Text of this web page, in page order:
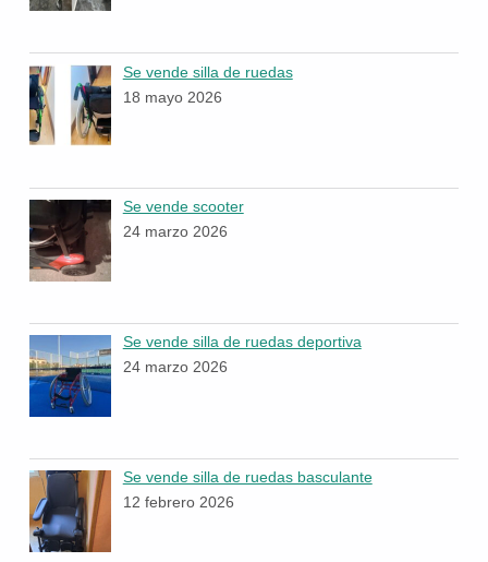
Se vende silla de ruedas
18 mayo 2026
Se vende scooter
24 marzo 2026
Se vende silla de ruedas deportiva
24 marzo 2026
Se vende silla de ruedas basculante
12 febrero 2026